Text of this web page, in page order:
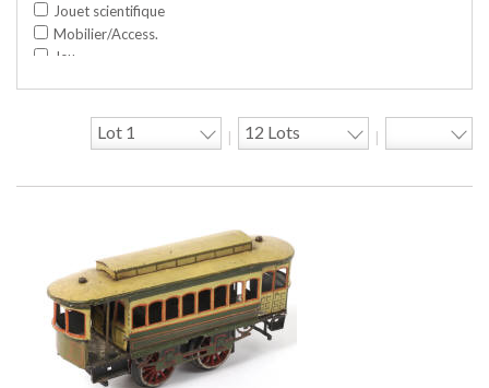
Jouet scientifique
Mobilier/Access.
Jeu
Travaux publics
Jeu construction
Cycle/Auto
Action Figure
Peluche
Disque
Agricole
Documentation